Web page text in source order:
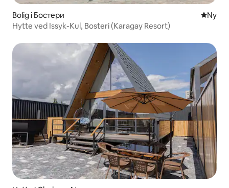
Bolig i Бостери Nyt
Ny
Hytte ved Issyk-Kul, Bosteri (Karagay Resort)